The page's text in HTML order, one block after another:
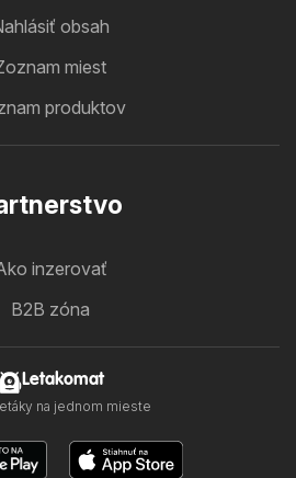
obsah
miest
produktov
inzerovať
B2B zóna
Letakomat
na jednom mieste